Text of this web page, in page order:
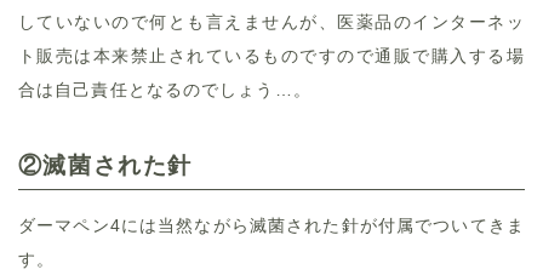
していないので何とも言えませんが、医薬品のインターネッ
ト販売は本来禁止されているものですので通販で購入する場
合は自己責任となるのでしょう…。
②滅菌された針
ダーマペン4には当然ながら滅菌された針が付属でついてきま
す。